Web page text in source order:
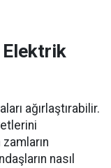
Elektrik
ağırlaştırabilir.
nasıl